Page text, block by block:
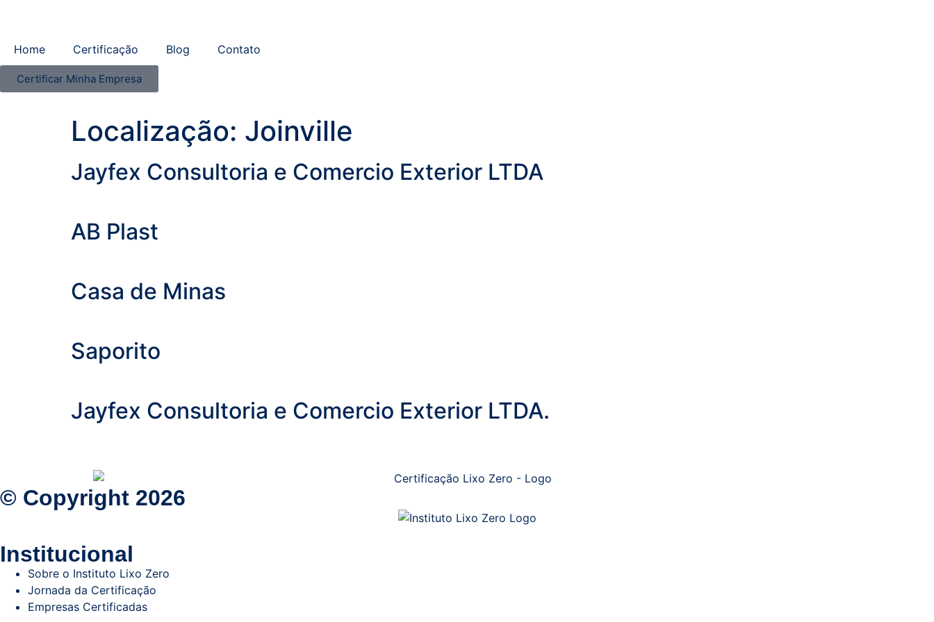
Home Certificação Blog Contato
Certificar Minha Empresa
Localização: Joinville
Jayfex Consultoria e Comercio Exterior LTDA
AB Plast
Casa de Minas
Saporito
Jayfex Consultoria e Comercio Exterior LTDA.
© Copyright 2026
Institucional
Sobre o Instituto Lixo Zero
Jornada da Certificação
Empresas Certificadas